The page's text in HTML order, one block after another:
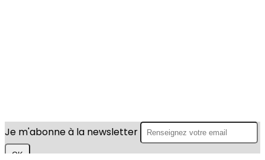
Je m'abonne à la newsletter
OK